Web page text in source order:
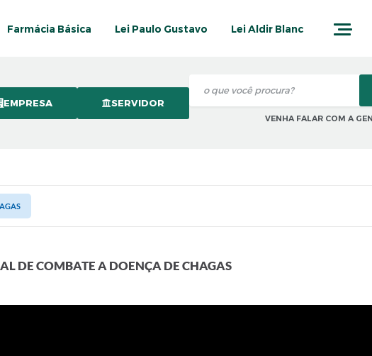
Farmácia Básica Lei Paulo Gustavo Lei Aldir Blanc
EMPRESA SERVIDOR
VENHA FALAR COM A
DE COMBATE A DOENÇA DE CHAGAS